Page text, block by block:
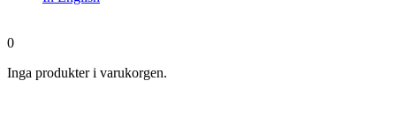
0
Inga produkter i varukorgen.